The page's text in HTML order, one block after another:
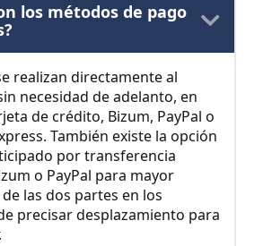
los métodos de pago
realizan directamente al
necesidad de adelanto, en
de crédito, Bizum, PayPal o
También existe la opción
por transferencia
o PayPal para mayor
las dos partes en los
precisar desplazamiento para